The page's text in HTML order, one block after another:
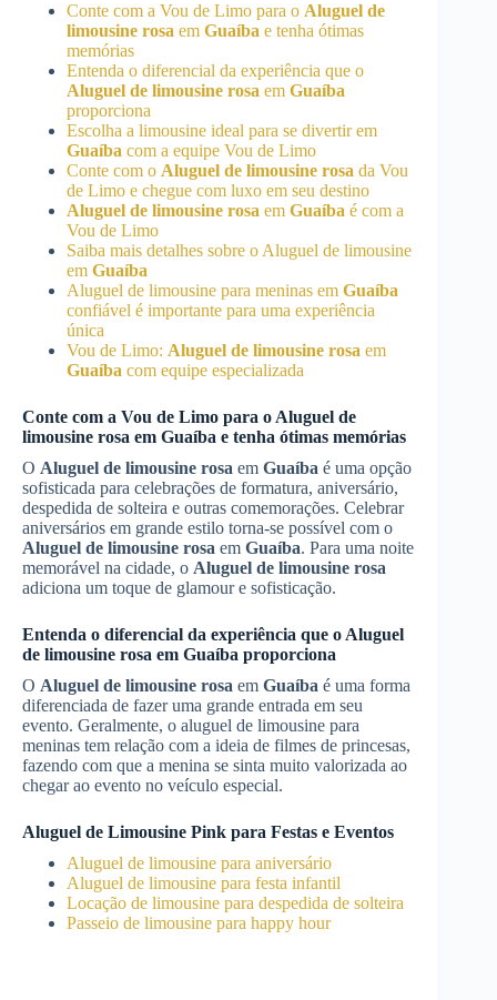
Conte com a Vou de Limo para o Aluguel de
limousine rosa em Guaíba e tenha ótimas
memórias
Entenda o diferencial da experiência que o
Aluguel de limousine rosa em Guaíba
proporciona
Escolha a limousine ideal para se divertir em
Guaíba com a equipe Vou de Limo
Conte com o Aluguel de limousine rosa da Vou
de Limo e chegue com luxo em seu destino
Aluguel de limousine rosa em Guaíba é com a
Vou de Limo
Saiba mais detalhes sobre o Aluguel de limousine
em Guaíba
Aluguel de limousine para meninas em Guaíba
confiável é importante para uma experiência
única
Vou de Limo: Aluguel de limousine rosa em
Guaíba com equipe especializada
Conte com a Vou de Limo para o Aluguel de
limousine rosa em Guaíba e tenha ótimas memórias
O Aluguel de limousine rosa em Guaíba é uma opção
sofisticada para celebrações de formatura, aniversário,
despedida de solteira e outras comemorações. Celebrar
aniversários em grande estilo torna-se possível com o
Aluguel de limousine rosa em Guaíba. Para uma noite
memorável na cidade, o Aluguel de limousine rosa
adiciona um toque de glamour e sofisticação.
Entenda o diferencial da experiência que o Aluguel
de limousine rosa em Guaíba proporciona
O Aluguel de limousine rosa em Guaíba é uma forma
diferenciada de fazer uma grande entrada em seu
evento. Geralmente, o aluguel de limousine para
meninas tem relação com a ideia de filmes de princesas,
fazendo com que a menina se sinta muito valorizada ao
chegar ao evento no veículo especial.
Aluguel de Limousine Pink para Festas e Eventos
Aluguel de limousine para aniversário
Aluguel de limousine para festa infantil
Locação de limousine para despedida de solteira
Passeio de limousine para happy hour